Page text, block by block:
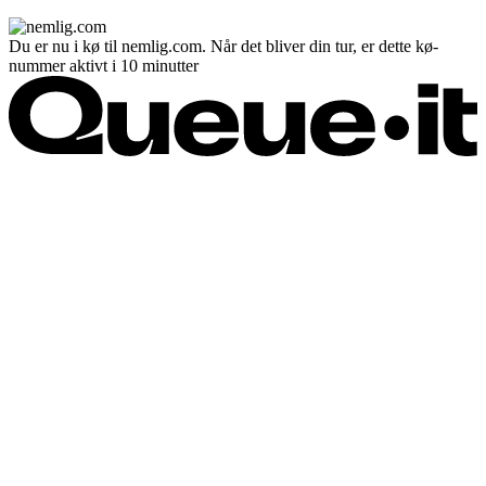
Du er nu i kø til nemlig.com. Når det bliver din tur, er dette kø-
nummer aktivt i 10 minutter